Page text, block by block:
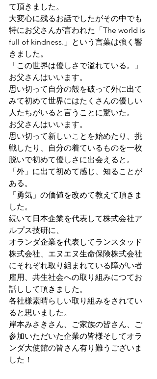
て頂きました。
大変心に残るお話でしたがその中でも
特にお父さんが言われた「The world is
full of kindness.」という言葉は強く響
きました。
「この世界は優しさで溢れている。」
お父さんはいいます。
思い切って自分の殻を破って外に出て
みて初めて世界にはたくさんの優しい
人たちがいると言うことに驚いた。
お父さんはいいます。
思い切って新しいことを始めたり、挑
戦したり、自分の着ているものを一枚
脱いで初めて優しさに出会えると。
「外」に出て初めて感じ、知ることが
ある。
「勇気」の価値を改めて教えて頂きま
した。
続いて日本企業を代表して株式会社ア
ルプス技研に、
オランダ企業を代表してランスタッド
株式会社、エヌエヌ生命保険株式会社
にそれぞれ取り組まれている障がい者
雇用、共生社会への取り組みにつてお
話しして頂きました。
各社様素晴らしい取り組みをされてい
ると思いました。
岸本みさきさん、ご家族の皆さん、ご
参加いただいた企業の皆様そしてオラ
ンダ大使館の皆さん有り難うございま
した！